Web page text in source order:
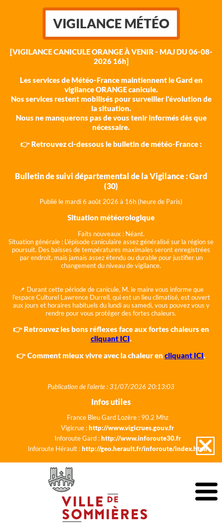
VIGILANCE MÉTÉO
[VIGILANCE CANICULE ORANGE À VENIR - MAJ DU 06-08-
2026 16h]
Les services de Météo-France maintiennent le Gard en
vigilance ORANGE canicule.
Nos services restent mobilisés pour surveiller l'évolution de
la situation.
Nous ne manquerons pas de vous tenir informés dès que
nécessaire.
👉 Retrouvez ci-dessous le bulletin de météo-France :
Bulletin de suivi départemental de la Vigilance : Gard
(30)
Publié le mardi 6 août 2026 à 16h (heure de Paris)
Situation météorologique
Faits nouveaux : Néant.
Situation générale : L'épisode caniculaire assez généralisé sur la région se
poursuit. Des baisses de températures maximales seront enregistrées
par endroit, mais jamais assez étendu ou durable pour justifier un
changement du niveau de vigilance.
📌 Durant cette période de canicule, M. le maire vous informe que
l'espace Culturel Lawrence Durrell, qui est un lieu climatisé, est ouvert
aux jours et horaires habituels du lundi au samedi, vous pouvez vous y
rendre pour vous protéger des fortes chaleurs.
👉 Retrouvez les bons réflexes face aux fortes chaleurs en
cliquant ICI.
👉 Comment mieux vivre avec la chaleur en cliquant ICI.
Publication de l'alerte : 31/07/2026 20:13:03
Infos utiles
France Bleu Gard Lozère : 90.2 Mhz
Vigicrue :http://www.vigicrues.gouv.fr
Inforoute Gard :http://www.inforoute30.fr
Inforoute Hérault :http://geo.herault.fr/inforoute/index.html